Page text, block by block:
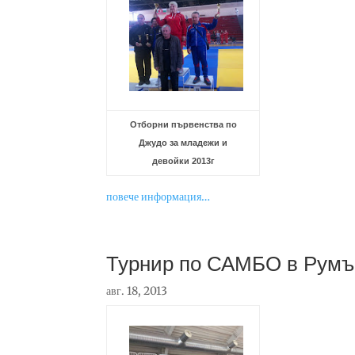
Отборни първенства по
Джудо за младежи и
девойки 2013г
повече информация…
Турнир по САМБО в
авг. 18, 2013